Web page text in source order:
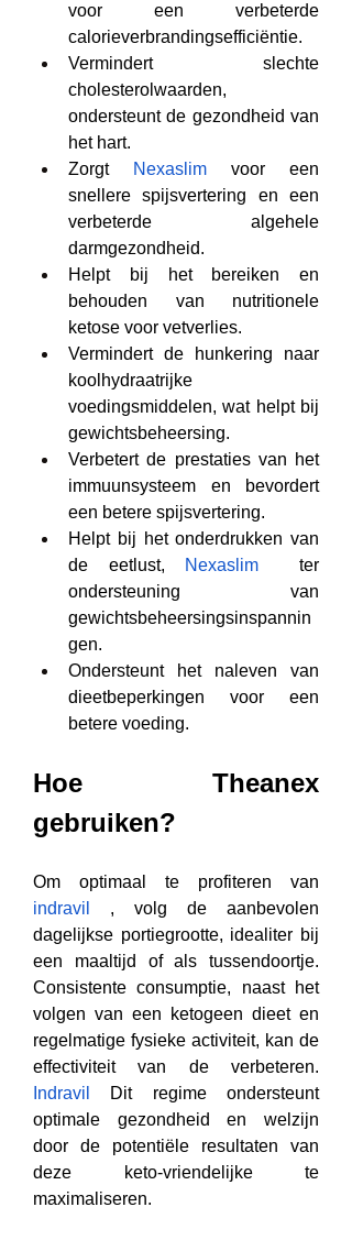
voor een verbeterde
calorieverbrandingsefficiëntie.
Vermindert slechte
cholesterolwaarden,
ondersteunt de gezondheid van
het hart.
Zorgt
Nexaslim voor een
snellere spijsvertering en een
verbeterde algehele
darmgezondheid.
Helpt bij het bereiken en
behouden van nutritionele
ketose voor vetverlies.
Vermindert de hunkering naar
koolhydraatrijke
voedingsmiddelen, wat helpt bij
gewichtsbeheersing.
Verbetert de prestaties van het
immuunsysteem en bevordert
een betere spijsvertering.
Helpt bij het onderdrukken van
de eetlust,
Nexaslim ter
ondersteuning van
gewichtsbeheersingsinspannin
gen.
Ondersteunt het naleven van
dieetbeperkingen voor een
betere voeding.
Hoe Theanex
gebruiken?
indravil
, volg de aanbevolen
dagelijkse portiegrootte, idealiter bij
een maaltijd of als tussendoortje.
Consistente consumptie, naast het
volgen van een ketogeen dieet en
regelmatige fysieke activiteit, kan de
Indravil
Dit regime ondersteunt
optimale gezondheid en welzijn
door de potentiële resultaten van
deze keto-vriendelijke te
maximaliseren.